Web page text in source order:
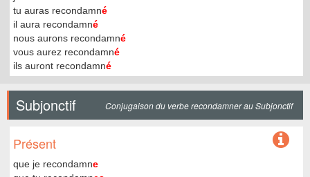
tu auras recondamné
il aura recondamné
nous aurons recondamné
vous aurez recondamné
ils auront recondamné
Subjonctif Conjugaison du verbe recondamner au Subjonctif
Présent
que je recondamne